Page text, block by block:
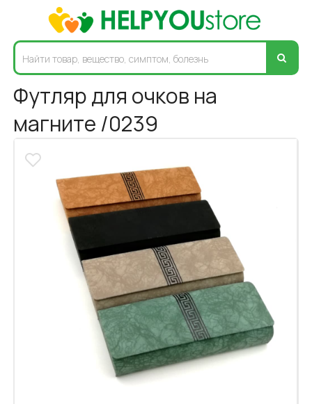
Футляр для очков на
магните /0239